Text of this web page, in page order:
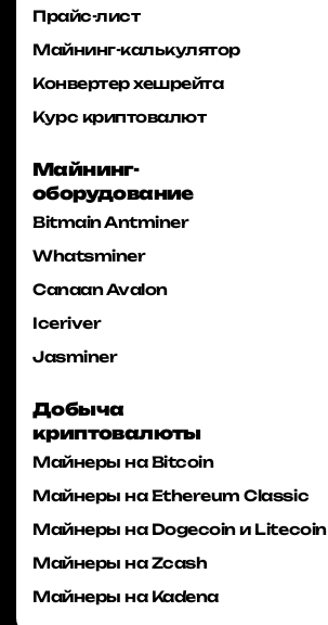
Прайс-лист
Майнинг-калькулятор
Конвертер хешрейта
Курс криптовалют
Майнинг-
оборудование
Bitmain Antminer
Whatsminer
Canaan Avalon
Iceriver
Jasminer
Добыча
криптовалюты
Майнеры на Bitcoin
Майнеры на Ethereum Classic
Майнеры на Dogecoin и Litecoin
Майнеры на Zcash
Майнеры на Kadena